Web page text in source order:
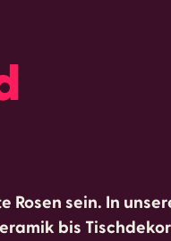
Rosen sein. In
bis